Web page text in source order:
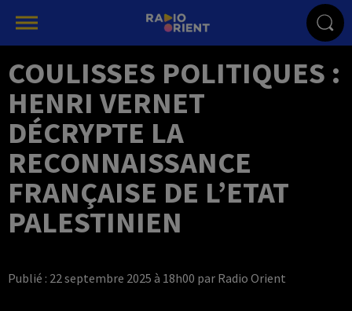
COULISSES POLITIQUES :
HENRI VERNET
DÉCRYPTE LA
RECONNAISSANCE
FRANÇAISE DE L’ETAT
PALESTINIEN
Publié : 22 septembre 2025 à 18h00 par Radio Orient